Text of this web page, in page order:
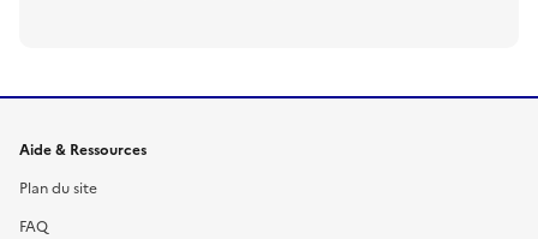
Informations et liens du site
Aide & Ressources
Plan du site
FAQ